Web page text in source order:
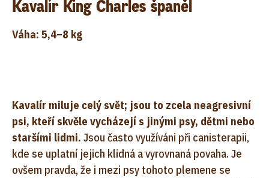
Kavalír King Charles španěl
Váha: 5,4–8 kg
Kavalír miluje celý svět; jsou to zcela neagresivní
psi, kteří skvěle vycházejí s jinými psy, dětmi nebo
staršími lidmi. Jsou často využíváni při canisterapii,
kde se uplatní jejich klidná a vyrovnaná povaha. Je
ovšem pravda, že i mezi psy tohoto plemene se